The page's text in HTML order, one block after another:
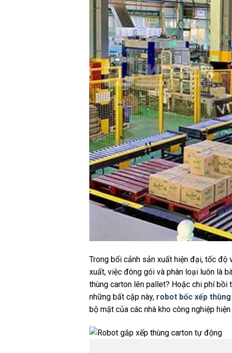
Trong bối cảnh sản xuất hiện đại, tốc độ
xuất, việc đóng gói và phân loại luôn là
thùng carton lên pallet? Hoặc chi phí
những bất cập này, robot bốc xếp
bộ mặt của các nhà kho công nghiệp hiện